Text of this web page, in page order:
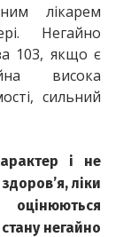
лікарем
Негайно
103, якщо є
висока
сильний
і не
ліки
негайно